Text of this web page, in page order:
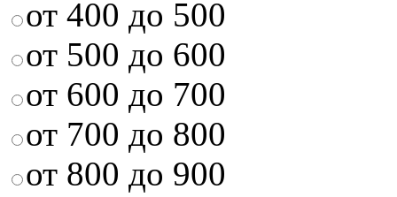
от 400 до 500
от 500 до 600
от 600 до 700
от 700 до 800
от 800 до 900